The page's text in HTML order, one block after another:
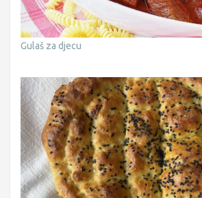
Gulaš za djecu